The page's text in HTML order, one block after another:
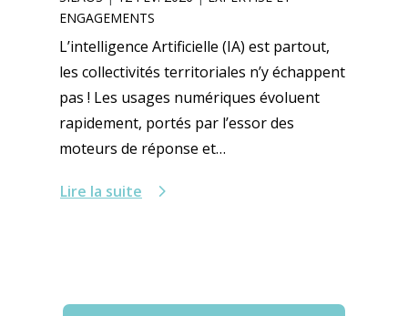
ENGAGEMENTS
L’intelligence Artificielle (IA) est partout,
les collectivités territoriales n’y échappent
pas ! Les usages numériques évoluent
rapidement, portés par l’essor des
moteurs de réponse et…
Lire la suite